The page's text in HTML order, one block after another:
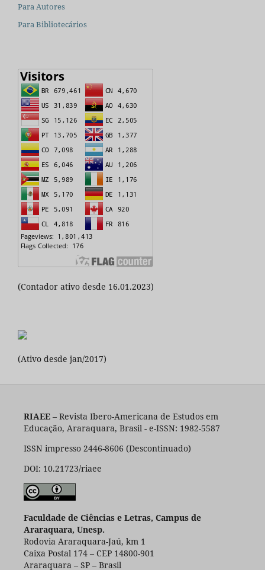
Para Autores
Para Bibliotecários
(Contador ativo desde 16.01.2023)
(Ativo desde jan/2017)
RIAEE– Revista Ibero-Americana de Estudos em
Educação, Araraquara, Brasil - e-ISSN: 1982-5587
ISSN impresso 2446-8606 (Descontinuado)
DOI: 10.21723/riaee
Faculdade de Ciências e Letras, Campus de
Araraquara, Unesp.
Rodovia Araraquara-Jaú, km 1
Caixa Postal 174 – CEP 14800-901
Araraquara – SP – Brasil